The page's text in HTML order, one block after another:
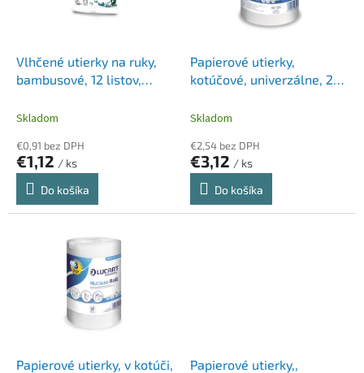
Vlhčené utierky na ruky,
bambusové, 12 listov,
Skladom
€0,91 bez DPH
€1,12 / ks
Do košíka
Papierové utierky,
kotúčové, univerzálne, 2-
"CLEANIT 300", biele
Skladom
€2,54 bez DPH
€3,12 / ks
Do košíka
Papierové utierky, v kotúči,
Papierové utierky,,